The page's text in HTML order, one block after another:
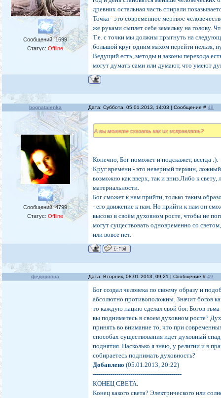
Сообщений:1699
Статус:Offline
древних остальная часть спирали
Точка - это современное мертвое
же руками сыплет себе земельку на
Т.е. с точки мы должны прыгнуть на
большой круг одним махом перейти
Ведущий есть, методы и законы перехода
могут думать сами или думают, что умеют
bognatalenka Дата: Суббота, 05.01.2013, 14:03 | Сообщение #48
Сообщений:4799
Статус:Offline
А вы можете сказать как их исправлять?
Конечно, Бог поможет и подскажет, всегда :).
Круг времени - это неверный термин,
возможно как вверх, так и вниз.Либо к
материальности.
Бог сможет к нам прийти, только таким
- его движение к нам. Но прийти к нам он
высоко в своём духовном росте, чтобы не
могут существовать одновременно со
или вовсе нет.
федоровна Дата: Вторник, 08.01.2013, 09:21 | Сообщение #49
Бог создал человека по своему образу и
абсолютно противоположны. Значит богов
то каждую нацию сделал свой бог. Богов
вы подниметесь в своем духовном росте?
принять во внимание то, что при
способах существования идет духовный
поднятия. Насколько я знаю, у религии и в
собираетесь поднимать духовность?
Добавлено (05.01.2013, 20:22)
---------------------------------------------
КОНЕЦ СВЕТА.
Конец какого света? Электрического или